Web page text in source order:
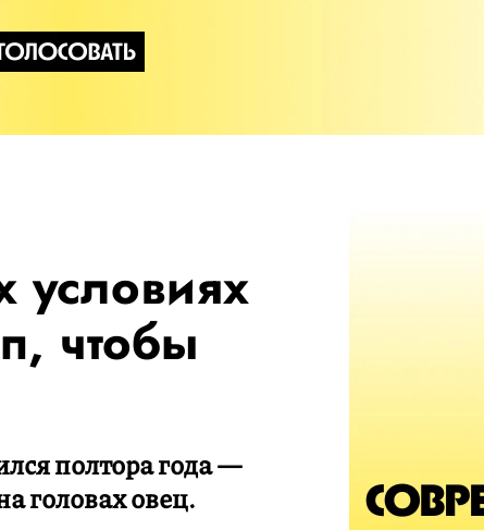
условиях
чтобы
полтора года —
головах овец.